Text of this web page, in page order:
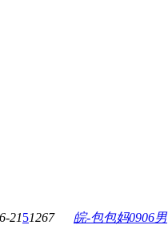
2151267 皖-包包妈0906男